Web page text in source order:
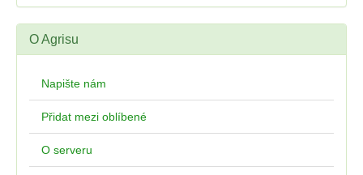
O Agrisu
Napište nám
Přidat mezi oblíbené
O serveru